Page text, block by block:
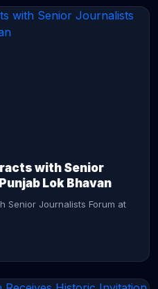
with Senior
Lok Bhavan
Senior Journalists Forum at